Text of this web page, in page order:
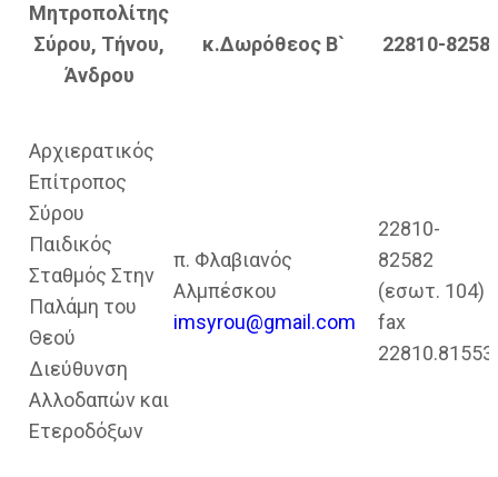
Μητροπολίτης
Σύρου, Τήνου,
Άνδρου
κ.Δωρόθεος Β` 22810-8258
Αρχιερατικός
Επίτροπος
Σύρου
Παιδικός
Σταθμός Στην
Παλάμη του
Θεού
Διεύθυνση
Αλλοδαπών και
Ετεροδόξων
π. Φλαβιανός
Αλμπέσκου
imsyrou@gmail.com
22810-
82582
(εσωτ. 104)
fax
22810.81553